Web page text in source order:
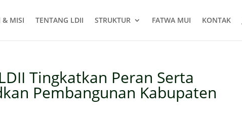
& MISI TENTANG LDII STRUKTUR FATWA MUI KONTAK
Tingkatkan Peran Serta
Pembangunan Kabupaten